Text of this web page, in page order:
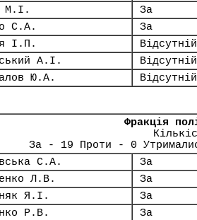
М.І.
За
С.А.
За
І.П.
Відсутній
А.І.
Відсутній
Ю.А.
Відсутній
Фракція
За - 19 Проти - 0
С.А.
За
Л.В.
За
Я.І.
За
Р.В.
За